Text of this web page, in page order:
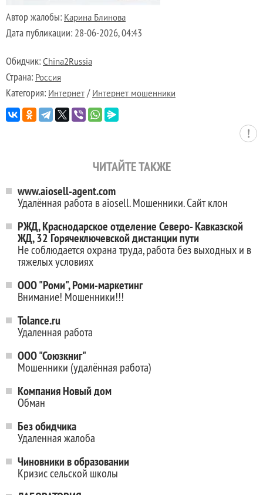
Автор жалобы: Карина Блинова
Дата публикации: 28-06-2026, 04:43
Обидчик: China2Russia
Страна: Россия
Категория: Интернет /Интернет мошенники
ЧИТАЙТЕ ТАКЖЕ
www.aiosell-agent.com
Удалённая работа в aiosell. Мошенники. Сайт клон
РЖД, Краснодарское отделение Северо- Кавказской
ЖД, 32 Горячеключевской дистанции пути
Не соблюдается охрана труда, работа без выходных и в
тяжелых условиях
ООО "Роми", Роми-маркетинг
Внимание! Мошенники!!!
Tolance.ru
Удаленная работа
ООО "Союзкниг"
Мошенники (удалённая работа)
Компания Новый дом
Обман
Без обидчика
Удаленная жалоба
Чиновники в образовании
Кризис сельской школы